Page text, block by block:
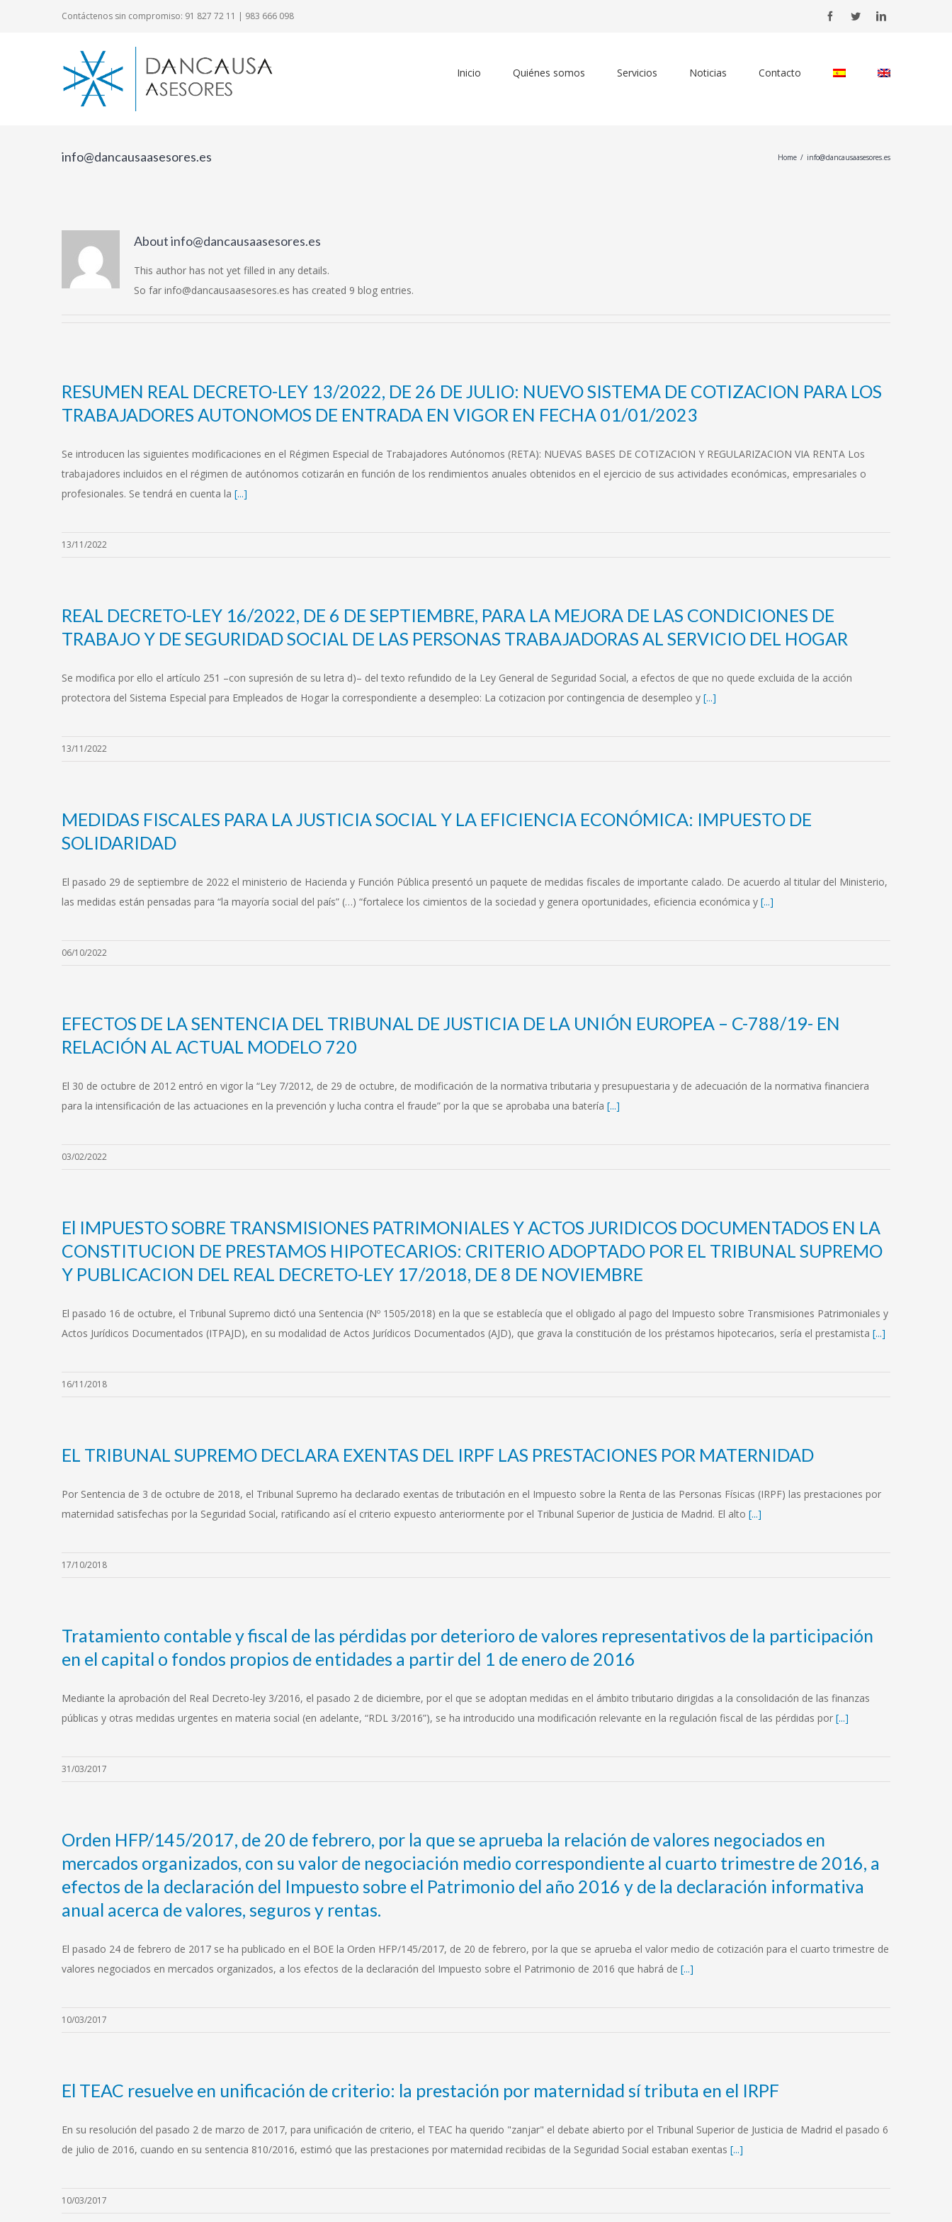
Contáctenos sin compromiso: 91 827 72 11 | 983 666 098 FacebookTwitterLinkedIn
Inicio Quiénes somos Servicios Noticias Contacto
info@dancausaasesores.es Home / info@dancausaasesores.es
Aboutinfo@dancausaasesores.es
This author has not yet filled in any details.
So far info@dancausaasesores.es has created 9 blog entries.
RESUMEN REAL DECRETO-LEY 13/2022, DE 26 DE JULIO: NUEVO SISTEMA DE COTIZACION PARA LOS
TRABAJADORES AUTONOMOS DE ENTRADA EN VIGOR EN FECHA 01/01/2023
Se introducen las siguientes modificaciones en el Régimen Especial de Trabajadores Autónomos (RETA): NUEVAS BASES DE COTIZACION Y REGULARIZACION VIA RENTA Los
trabajadores incluidos en el régimen de autónomos cotizarán en función de los rendimientos anuales obtenidos en el ejercicio de sus actividades económicas, empresariales o
profesionales. Se tendrá en cuenta la [...]
13/11/2022
REAL DECRETO-LEY 16/2022, DE 6 DE SEPTIEMBRE, PARA LA MEJORA DE LAS CONDICIONES DE
TRABAJO Y DE SEGURIDAD SOCIAL DE LAS PERSONAS TRABAJADORAS AL SERVICIO DEL HOGAR
Se modifica por ello el artículo 251 –con supresión de su letra d)– del texto refundido de la Ley General de Seguridad Social, a efectos de que no quede excluida de la acción
protectora del Sistema Especial para Empleados de Hogar la correspondiente a desempleo: La cotizacion por contingencia de desempleo y [...]
13/11/2022
MEDIDAS FISCALES PARA LA JUSTICIA SOCIAL Y LA EFICIENCIA ECONÓMICA: IMPUESTO DE
SOLIDARIDAD
El pasado 29 de septiembre de 2022 el ministerio de Hacienda y Función Pública presentó un paquete de medidas fiscales de importante calado. De acuerdo al titular del Ministerio,
las medidas están pensadas para “la mayoría social del país” (…) “fortalece los cimientos de la sociedad y genera oportunidades, eficiencia económica y [...]
06/10/2022
EFECTOS DE LA SENTENCIA DEL TRIBUNAL DE JUSTICIA DE LA UNIÓN EUROPEA – C-788/19- EN
RELACIÓN AL ACTUAL MODELO 720
El 30 de octubre de 2012 entró en vigor la “Ley 7/2012, de 29 de octubre, de modificación de la normativa tributaria y presupuestaria y de adecuación de la normativa financiera
para la intensificación de las actuaciones en la prevención y lucha contra el fraude” por la que se aprobaba una batería [...]
03/02/2022
El IMPUESTO SOBRE TRANSMISIONES PATRIMONIALES Y ACTOS JURIDICOS DOCUMENTADOS EN LA
CONSTITUCION DE PRESTAMOS HIPOTECARIOS: CRITERIO ADOPTADO POR EL TRIBUNAL SUPREMO
Y PUBLICACION DEL REAL DECRETO-LEY 17/2018, DE 8 DE NOVIEMBRE
El pasado 16 de octubre, el Tribunal Supremo dictó una Sentencia (Nº 1505/2018) en la que se establecía que el obligado al pago del Impuesto sobre Transmisiones Patrimoniales y
Actos Jurídicos Documentados (ITPAJD), en su modalidad de Actos Jurídicos Documentados (AJD), que grava la constitución de los préstamos hipotecarios, sería el prestamista [...]
16/11/2018
EL TRIBUNAL SUPREMO DECLARA EXENTAS DEL IRPF LAS PRESTACIONES POR MATERNIDAD
Por Sentencia de 3 de octubre de 2018, el Tribunal Supremo ha declarado exentas de tributación en el Impuesto sobre la Renta de las Personas Físicas (IRPF) las prestaciones por
maternidad satisfechas por la Seguridad Social, ratificando así el criterio expuesto anteriormente por el Tribunal Superior de Justicia de Madrid. El alto [...]
17/10/2018
Tratamiento contable y fiscal de las pérdidas por deterioro de valores representativos de la participación
en el capital o fondos propios de entidades a partir del 1 de enero de 2016
Mediante la aprobación del Real Decreto-ley 3/2016, el pasado 2 de diciembre, por el que se adoptan medidas en el ámbito tributario dirigidas a la consolidación de las finanzas
públicas y otras medidas urgentes en materia social (en adelante, “RDL 3/2016”), se ha introducido una modificación relevante en la regulación fiscal de las pérdidas por [...]
31/03/2017
Orden HFP/145/2017, de 20 de febrero, por la que se aprueba la relación de valores negociados en
mercados organizados, con su valor de negociación medio correspondiente al cuarto trimestre de 2016, a
efectos de la declaración del Impuesto sobre el Patrimonio del año 2016 y de la declaración informativa
anual acerca de valores, seguros y rentas.
El pasado 24 de febrero de 2017 se ha publicado en el BOE la Orden HFP/145/2017, de 20 de febrero, por la que se aprueba el valor medio de cotización para el cuarto trimestre de
valores negociados en mercados organizados, a los efectos de la declaración del Impuesto sobre el Patrimonio de 2016 que habrá de [...]
10/03/2017
El TEAC resuelve en unificación de criterio: la prestación por maternidad sí tributa en el IRPF
En su resolución del pasado 2 de marzo de 2017, para unificación de criterio, el TEAC ha querido "zanjar" el debate abierto por el Tribunal Superior de Justicia de Madrid el pasado 6
de julio de 2016, cuando en su sentencia 810/2016, estimó que las prestaciones por maternidad recibidas de la Seguridad Social estaban exentas [...]
10/03/2017